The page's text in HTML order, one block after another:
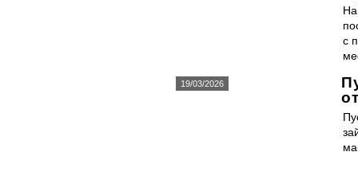
с
19/03/2026